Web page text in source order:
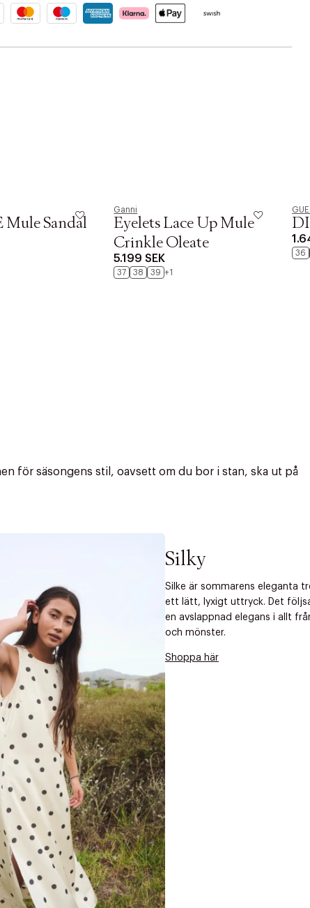
Mule Sandal
Ganni
Eyelets Lace Up Mule
Crinkle Oleate
5.199 SEK
37 38 39 +1
36
för säsongens stil, oavsett om du bor i stan, ska ut på
Silky
Silke är sommarens eleganta
ett lätt, lyxigt uttryck. Det
en avslappnad elegans i allt
och mönster.
Shoppa här
kunne se